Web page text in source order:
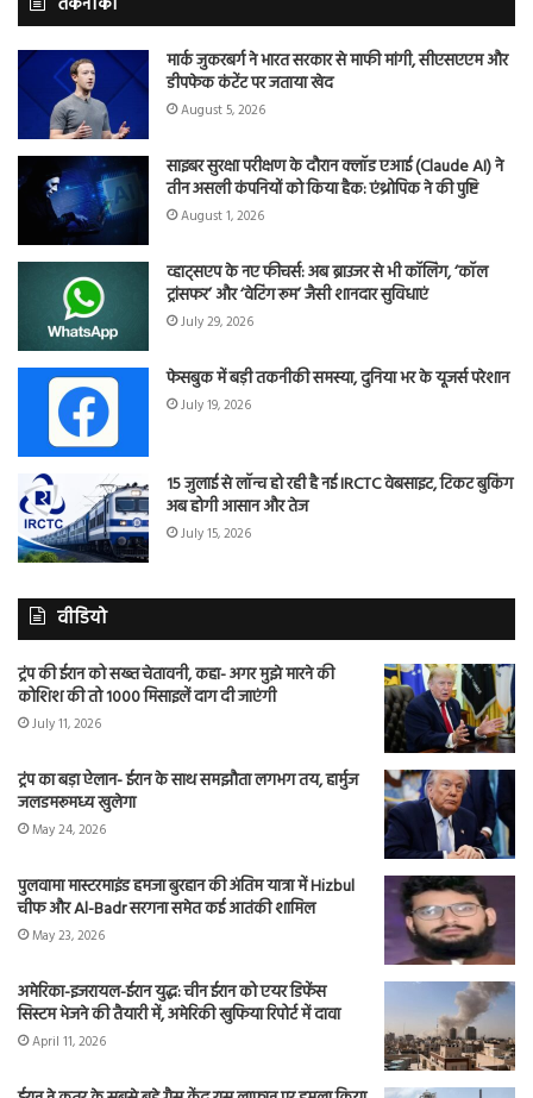
मार्क जुकरबर्ग ने भारत सरकार से माफी मांगी, सीएसएएम और
डीपफेक कंटेंट पर जताया खेद
August 5, 2026
साइबर सुरक्षा परीक्षण के दौरान क्लॉड एआई (Claude AI) ने
तीन असली कंपनियों को किया हैक: एंथ्रोपिक ने की पुष्टि
August 1, 2026
व्हाट्सएप के नए फीचर्स: अब ब्राउजर से भी कॉलिंग, ‘कॉल
ट्रांसफर’ और ‘वेटिंग रूम’ जैसी शानदार सुविधाएं
July 29, 2026
फेसबुक में बड़ी तकनीकी समस्या, दुनिया भर के यूजर्स परेशान
July 19, 2026
15 जुलाई से लॉन्च हो रही है नई IRCTC वेबसाइट, टिकट बुकिंग
अब होगी आसान और तेज
July 15, 2026
वीडियो
ट्रंप की ईरान को सख्त चेतावनी, कहा- अगर मुझे मारने की
कोशिश की तो 1000 मिसाइलें दाग दी जाएंगी
July 11, 2026
ट्रंप का बड़ा ऐलान- ईरान के साथ समझौता लगभग तय, हार्मुज
जलडमरूमध्य खुलेगा
May 24, 2026
पुलवामा मास्टरमाइंड हमजा बुरहान की अंतिम यात्रा में Hizbul
चीफ और Al-Badr सरगना समेत कई आतंकी शामिल
May 23, 2026
अमेरिका-इजरायल-ईरान युद्ध: चीन ईरान को एयर डिफेंस
सिस्टम भेजने की तैयारी में, अमेरिकी खुफिया रिपोर्ट में दावा
April 11, 2026